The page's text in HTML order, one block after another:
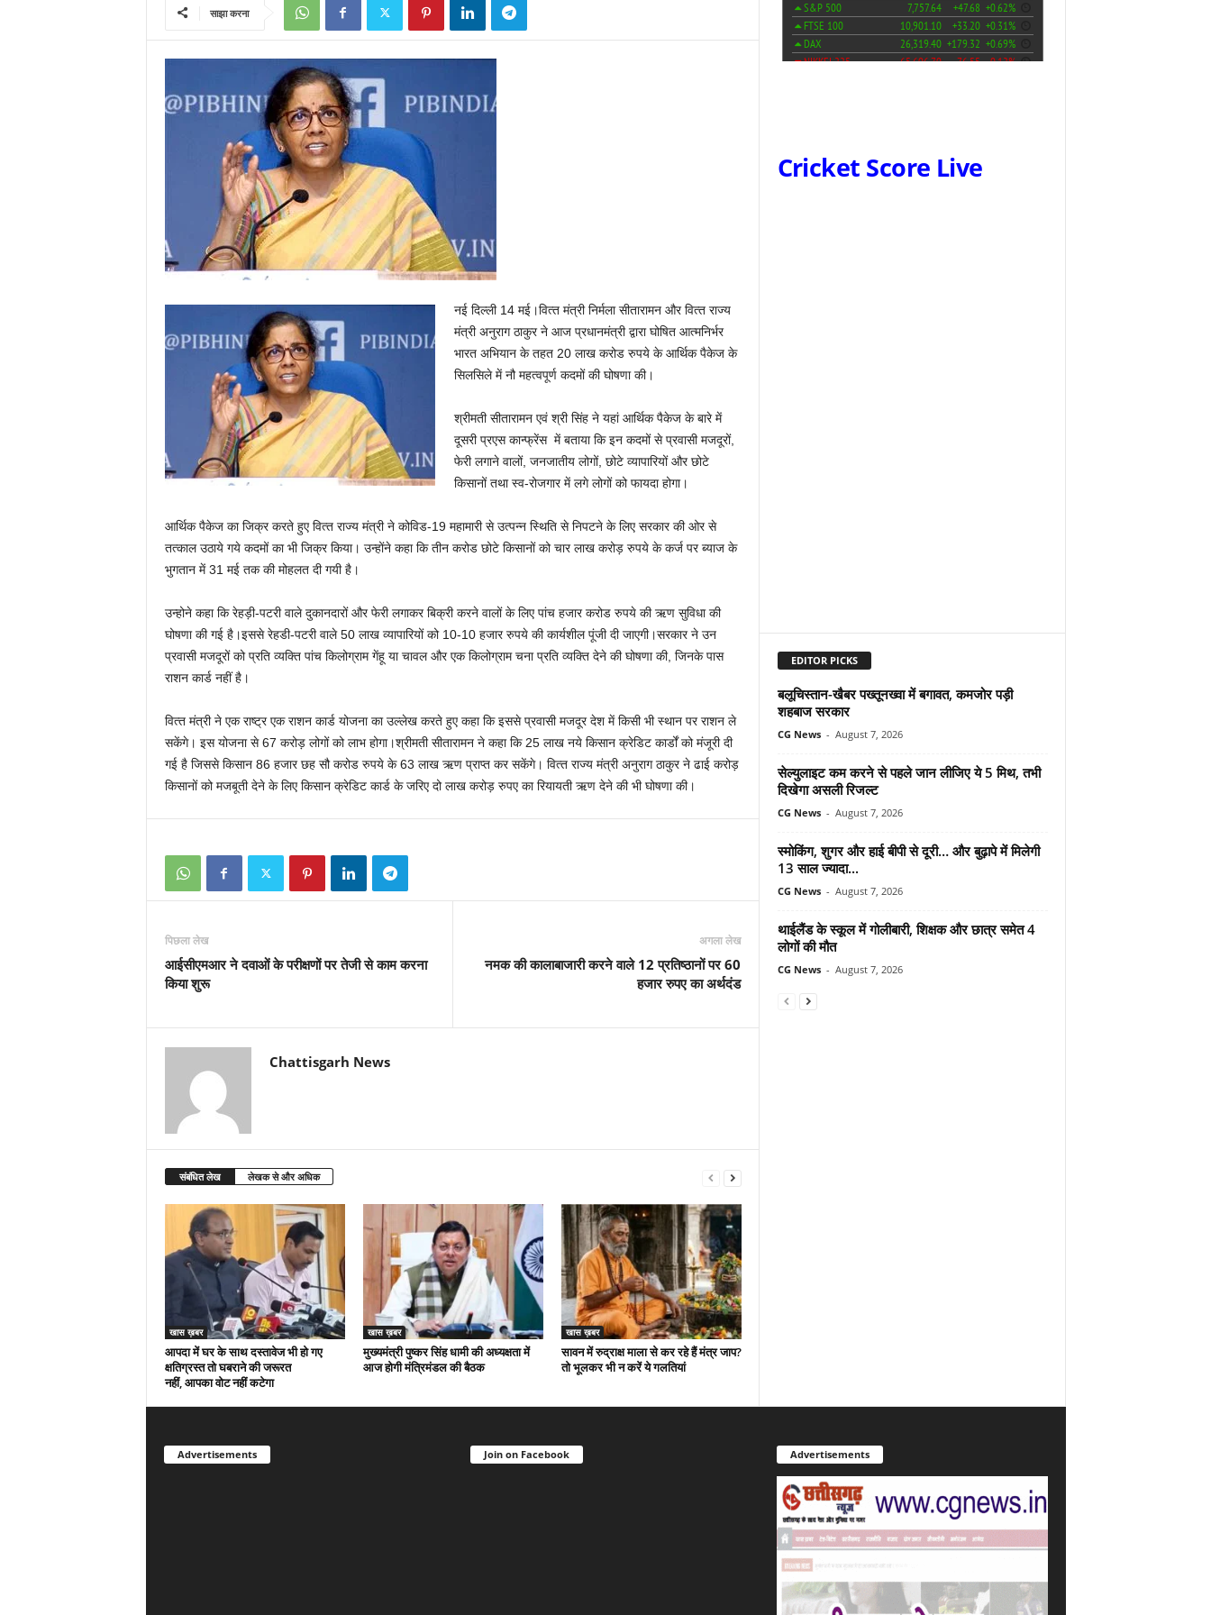
साझा करना
नई दिल्ली 14 मई।वित्‍त मंत्री निर्मला सीतारामन और वित्‍त राज्‍य
मंत्री अनुराग ठाकुर ने आज प्रधानमंत्री द्वारा घोषित आत्‍मनिर्भर
भारत अभियान के तहत 20 लाख करोड रुपये के आर्थिक पैकेज के
सिलसिले में नौ महत्‍वपूर्ण कदमों की घोषणा की।
श्रीमती सीतारामन एवं श्री सिंह ने यहां आर्थिक पैकेज के बारे में
दूसरी प्रएस कान्फ्रेंस में बताया कि इन कदमों से प्रवासी मजदूरों,
फेरी लगाने वालों, जनजातीय लोगों, छोटे व्‍यापारियों और छोटे
किसानों तथा स्‍व-रोजगार में लगे लोगों को फायदा होगा।
आर्थिक पैकेज का जिक्र करते हुए वित्‍त राज्‍य मंत्री ने कोविड-19 महामारी से उत्‍पन्‍न स्थिति से निपटने के लिए सरकार की ओर से
तत्‍काल उठाये गये कदमों का भी जिक्र किया। उन्‍होंने कहा कि तीन करोड छोटे किसानों को चार लाख करोड़ रुपये के कर्ज पर ब्‍याज के
भुगतान में 31 मई तक की मोहलत दी गयी है।
उन्होने कहा कि रेहड़ी-पटरी वाले दुकानदारों और फेरी लगाकर बिक्री करने वालों के लिए पांच हजार करोड रुपये की ऋण सुविधा की
घोषणा की गई है।इससे रेहडी-पटरी वाले 50 लाख व्‍यापारियों को 10-10 हजार रुपये की कार्यशील पूंजी दी जाएगी।सरकार ने उन
प्रवासी मजदूरों को प्रति व्‍यक्ति पांच किलोग्राम गेंहू या चावल और एक किलोग्राम चना प्रति व्‍यक्ति देने की घोषणा की, जिनके पास
राशन कार्ड नहीं है।
वित्‍त मंत्री ने एक राष्‍ट्र एक राशन कार्ड योजना का उल्‍लेख करते हुए कहा कि इससे प्रवासी मजदूर देश में किसी भी स्‍थान पर राशन ले
सकेंगे। इस योजना से 67 करोड़ लोगों को लाभ होगा।श्रीमती सीतारामन ने कहा कि 25 लाख नये किसान क्रेडिट कार्डों को मंजूरी दी
गई है जिससे किसान 86 हजार छह सौ करोड रुपये के 63 लाख ऋण प्राप्‍त कर सकेंगे। वित्‍त राज्‍य मंत्री अनुराग ठाकुर ने ढाई करोड़
किसानों को मजबूती देने के लिए किसान क्रेडिट कार्ड के जरिए दो लाख करोड़ रुपए का रियायती ऋण देने की भी घोषणा की।
पिछला लेख
आईसीएमआर ने दवाओं के परीक्षणों पर तेजी से काम करना
किया शुरू
अगला लेख
नमक की कालाबाजारी करने वाले 12 प्रतिष्ठानों पर 60
हजार रुपए का अर्थदंड
Chattisgarh News
संबंधित लेख लेखक से और अधिक
खास ख़बर
आपदा में घर के साथ दस्तावेज भी हो गए
क्षतिग्रस्त तो घबराने की जरूरत
नहीं, आपका वोट नहीं कटेगा
खास ख़बर
मुख्यमंत्री पुष्कर सिंह धामी की अध्यक्षता में
आज होगी मंत्रिमंडल की बैठक
खास ख़बर
सावन में रुद्राक्ष माला से कर रहे हैं मंत्र जाप?
तो भूलकर भी न करें ये गलतियां
Cricket Score Live
EDITOR PICKS
बलूचिस्तान-खैबर पख्तूनख्वा में बगावत, कमजोर पड़ी
शहबाज सरकार
CG News - August 7, 2026
सेल्युलाइट कम करने से पहले जान लीजिए ये 5 मिथ, तभी
दिखेगा असली रिजल्ट
CG News - August 7, 2026
स्मोकिंग, शुगर और हाई बीपी से दूरी… और बुढ़ापे में मिलेगी
13 साल ज्यादा...
CG News - August 7, 2026
थाईलैंड के स्कूल में गोलीबारी, शिक्षक और छात्र समेत 4
लोगों की मौत
CG News - August 7, 2026
Advertisements Join on Facebook Advertisements